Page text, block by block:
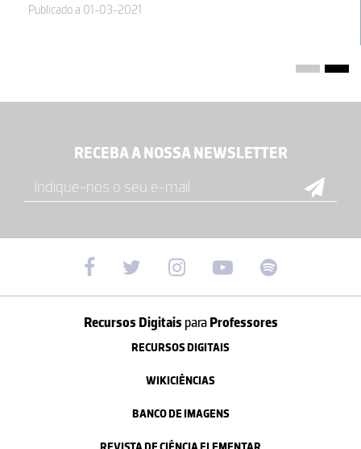
Publicado a 01-03-2021
RECEBA A NOSSA NEWSLETTER
Recursos Digitais paraProfessores
RECURSOS DIGITAIS
WIKICIÊNCIAS
BANCO DE IMAGENS